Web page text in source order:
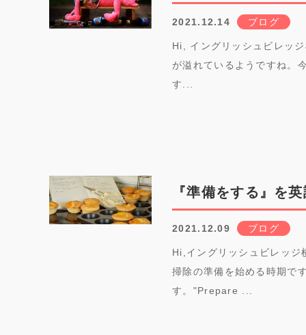
2021.12.14 ブログ
Hi, イングリッシュビレッ
が溢れているようですね
す...
『準備をする』を
2021.12.09 ブログ
Hi,イングリッシュビレッ
掃除の準備を始める時期で
す。"Prepare ...